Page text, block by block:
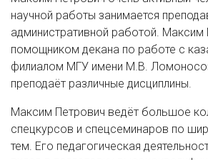
научной работы занимается
административной работой. Максим
помощником декана по работе с
филиалом МГУ имени М.В.
преподаёт различные дисциплины.
Максим Петрович ведёт большое
спецкурсов и спецсеминаров по
тем. Его педагогическая